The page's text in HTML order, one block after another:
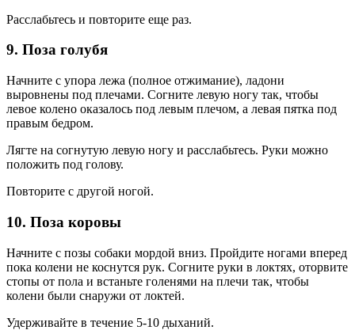
Расслабьтесь и повторите еще раз.
9. Поза голубя
Начните с упора лежа (полное отжимание), ладони
выровнены под плечами. Согните левую ногу так, чтобы
левое колено оказалось под левым плечом, а левая пятка под
правым бедром.
Лягте на согнутую левую ногу и расслабьтесь. Руки можно
положить под голову.
Повторите с другой ногой.
10. Поза коровы
Начните с позы собаки мордой вниз. Пройдите ногами вперед
пока колени не коснутся рук. Согните руки в локтях, оторвите
стопы от пола и встаньте голенями на плечи так, чтобы
колени были снаружи от локтей.
Удерживайте в течение 5-10 дыханий.